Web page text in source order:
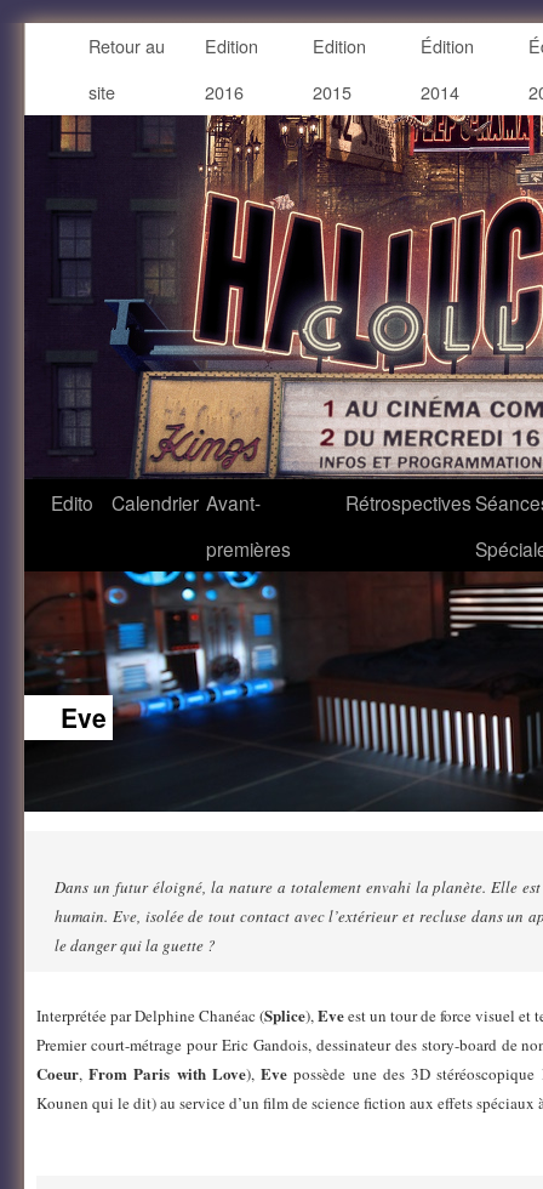
Retour au
site
Edition
2016
Edition
2015
Édition
2014
Edito Calendrier Avant-
premières
Rétrospectives
Eve
Dans un futur éloigné, la nature a totalement envahi la planète. Elle est
humain. Eve, isolée de tout contact avec l’extérieur et recluse dans un
le danger qui la guette ?
Interprétée par Delphine Chanéac (Splice),Eveest un tour de force visuel et
Premier court-métrage pour Eric Gandois, dessinateur des story-board de
Coeur,From Paris with Love),Eve possède une des 3D
Kounen qui le dit) au service d’un film de science fiction aux effets spéciaux